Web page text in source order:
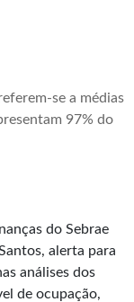
se a médias
97% do
do Sebrae
alerta para
análises dos
de ocupação,